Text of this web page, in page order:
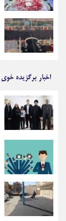
اخبار برگزیده خوی